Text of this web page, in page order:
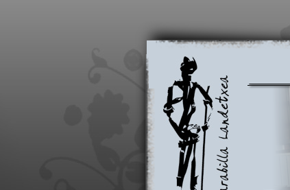
Garabilla
Landetxea